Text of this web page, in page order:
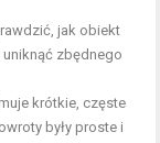
jak obiekt
zbędnego
krótkie, częste
były proste i